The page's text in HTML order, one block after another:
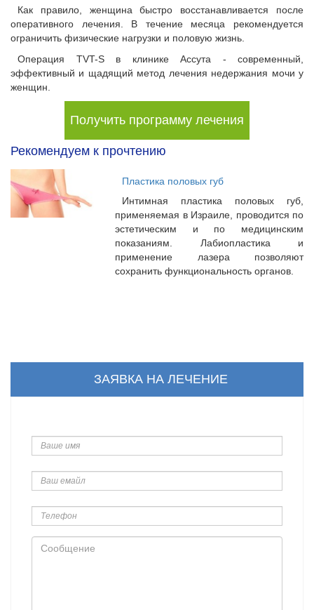
Как правило, женщина быстро восстанавливается после
оперативного лечения. В течение месяца рекомендуется
ограничить физические нагрузки и половую жизнь.
Операция TVT-S в клинике Ассута - современный,
эффективный и щадящий метод лечения недержания мочи у
женщин.
Получить программу лечения
Рекомендуем к прочтению
Пластика половых губ
Интимная пластика половых губ,
применяемая в Израиле, проводится по
эстетическим и по медицинским
показаниям. Лабиопластика и
применение лазера позволяют
сохранить функциональность органов.
ЗАЯВКА НА ЛЕЧЕНИЕ
имя
емайл
Сообщение